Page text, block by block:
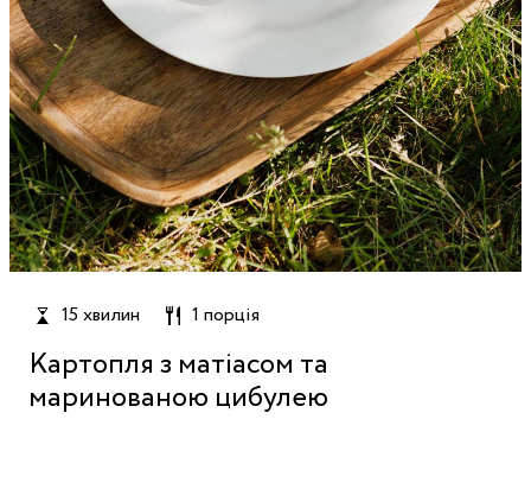
15 хвилин 1 порція
Картопля з матіасом та
маринованою цибулею